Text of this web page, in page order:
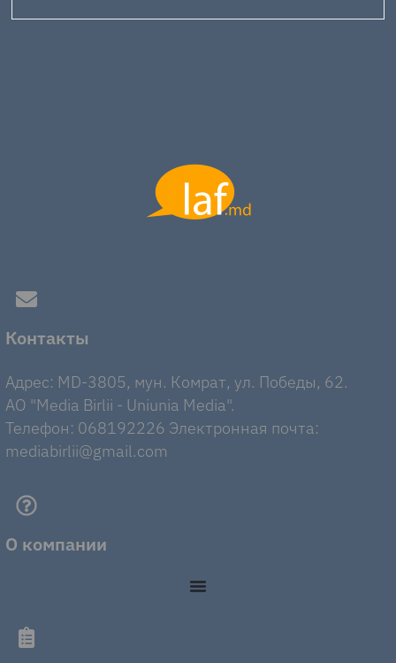
Контакты
Адрес: MD-3805, мун. Комрат, ул. Победы, 62.
AO "Media Birlii - Uniunia Media".
Телефон: 068192226 Электронная почта:
mediabirlii@gmail.com
О компании